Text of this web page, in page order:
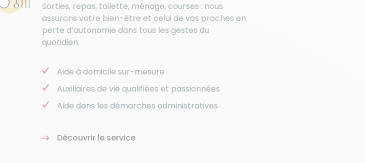
Sorties, repas, toilette, ménage, courses : nous
assurons votre bien-être et celui de vos proches en
perte d’autonomie dans tous les gestes du
quotidien.
Aide à domicile sur-mesure
Auxiliaires de vie qualifiées et passionnées
Aide dans les démarches administratives
Découvrir le service